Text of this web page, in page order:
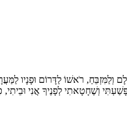
וְלַמִּזְבֵּחַ, רֹאשׁוֹ לַדָּרוֹם וּפָנָיו
וְשֶׁחָטָאתִי לְפָנֶיךָ אֲנִי